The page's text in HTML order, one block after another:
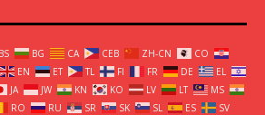
BS BG CA CEB ZH-CN
CO
EN ET TL FI FR DE
EL
JA JW KN KO LV LT
MS
RO RU SR SK SL ES SV